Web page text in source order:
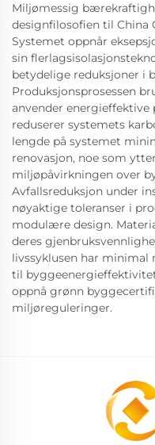
Miljømessig
designfilosofien til China
Systemet oppnår
sin
betydelige reduksjoner i
Produksjonsprosessen
anvender energieffektive
reduserer systemets
lengde på systemet
renovasjon, noe som
miljøpåvirkningen over
Avfallsreduksjon under
nøyaktige toleranser i
modulære design.
deres
livssyklusen har minimal
til
oppnå grønn
miljøreguleringer.